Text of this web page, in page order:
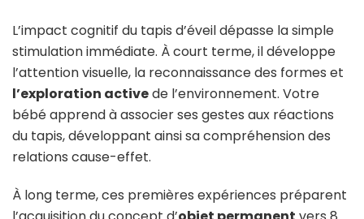
L’impact cognitif du tapis d’éveil dépasse la simple
stimulation immédiate. À court terme, il développe
l’attention visuelle, la reconnaissance des formes et
l’exploration activede l’environnement. Votre
bébé apprend à associer ses gestes aux réactions
du tapis, développant ainsi sa compréhension des
relations cause-effet.
À long terme, ces premières expériences préparent